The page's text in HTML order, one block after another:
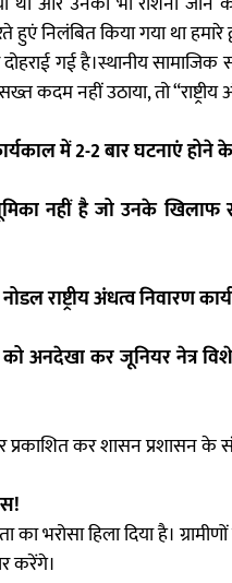
निलंबित किया गया था हमारे
गई है।स्थानीय
कदम नहीं उठाया, तो
में 2-2 बार घटनाएं होने
नहीं है जो उनके खिलाफ
राष्ट्रीय अंधत्व निवारण
को अनदेखा कर जूनियर नेत्र
प्रकाशित कर शासन प्रशासन के
हिला दिया है। ग्रामीणों
करेंगे।